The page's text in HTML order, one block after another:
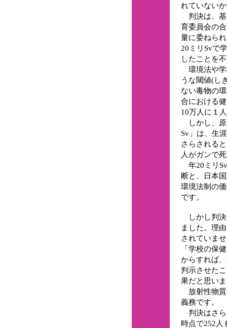
れていない
判決は、基
育委員会の
量に委ねら
20ミリSvで
したことを
環境法や学
うな閾値(し
ない毒物の
合における
10万人に１
しかし、原
Sv」は、生
さらされる
人がガンで
年20ミリ
断と、日本
環境法制の
です。
しかし判決
ました。理
されていま
「学校の保
からすれば
判示させた
果だと思い
放射性物質
義務です。
判決はさら
時点で252人